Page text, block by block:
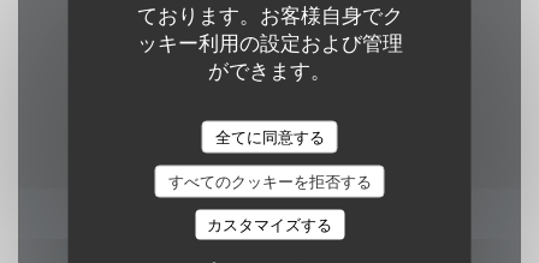
ております。お客様自身でク
ッキー利用の設定および管理
ができます。
全てに同意する
すべてのクッキーを拒否する
カスタマイズする
ス
ご利用可能なお支払い方法
ユニオンペイ, 現金, ビザ, アメックス
営業時間